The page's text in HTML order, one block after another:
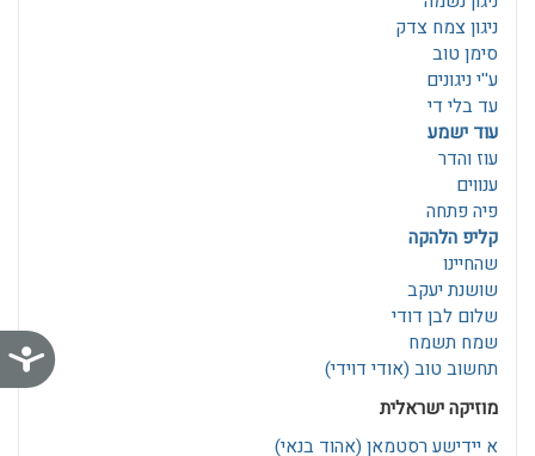
ניגון צמח צדק
סימן טוב
ע''י ניגונים
עד בלי די
עוד ישמע
עוז והדר
ענווים
פיה פתחה
קליפ הלהקה
שהחיינו
שושנת יעקב
שלום לבן דודי
שמח תשמח
תחשוב טוב (אודי דוידי)
מוזיקה ישראלית
א יידישע רסטמאן‎ (אהוד בנאי)